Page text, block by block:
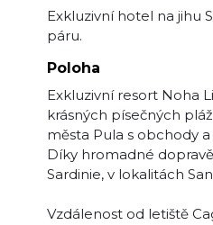
Exkluzivní hotel na jihu
páru.
Poloha
Exkluzivní resort Noha
krásných písečných
města Pula s obchody
Díky hromadné
Sardinie, v lokalitách
Vzdálenost od letiště